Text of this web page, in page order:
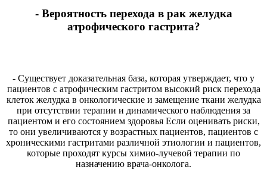
- Вероятность перехода в рак желудка
атрофического гастрита?
- Существует доказательная база, которая утверждает, что у
пациентов с атрофическим гастритом высокий риск перехода
клеток желудка в онкологические и замещение ткани желудка
при отсутствии терапии и динамического наблюдения за
пациентом и его состоянием здоровья Если оценивать риски,
то они увеличиваются у возрастных пациентов, пациентов с
хроническими гастритами различной этиологии и пациентов,
которые проходят курсы химио-лучевой терапии по
назначению врача-онколога.